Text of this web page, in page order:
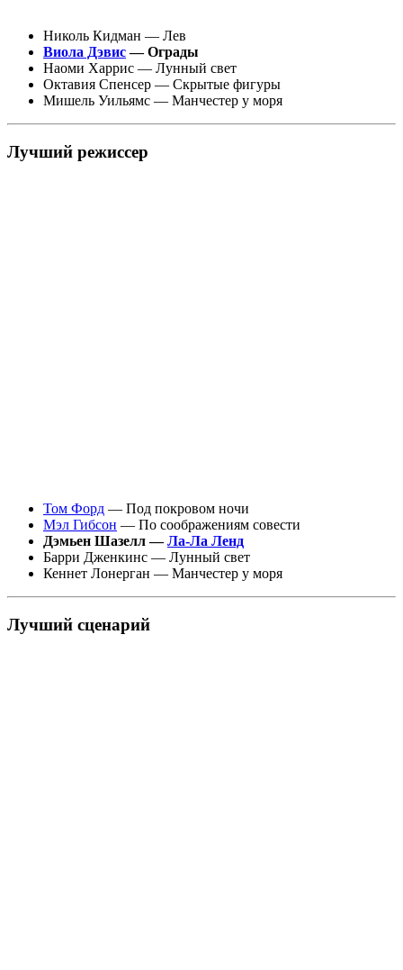
Николь Кидман — Лев
Виола Дэвис— Ограды
Наоми Харрис — Лунный свет
Октавия Спенсер — Скрытые фигуры
Мишель Уильямс — Манчестер у моря
Лучший режиссер
Том Форд — Под покровом ночи
Мэл Гибсон — По соображениям совести
Дэмьен Шазелл —Ла-Ла Ленд
Барри Дженкинс — Лунный свет
Кеннет Лонерган — Манчестер у моря
Лучший сценарий